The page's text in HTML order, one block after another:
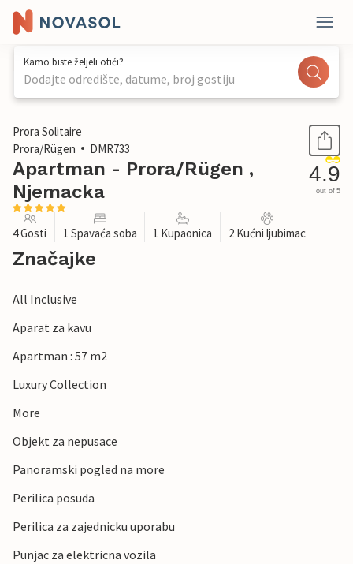
Kamo biste željeli otići?
Dodajte odredište, datume, broj gostiju
1 / 41
Prora Solitaire
Prora/Rügen
DMR733
Apartman - Prora/Rügen ,
Njemacka
4.9
out of 5
4 Gosti 1 Spavaća soba 1 Kupaonica 2 Kućni ljubimac
Značajke
All Inclusive
Aparat za kavu
Apartman : 57 m2
Luxury Collection
More
Objekt za nepusace
Panoramski pogled na more
Perilica posuda
Perilica za zajednicku uporabu
Punjac za elektricna vozila